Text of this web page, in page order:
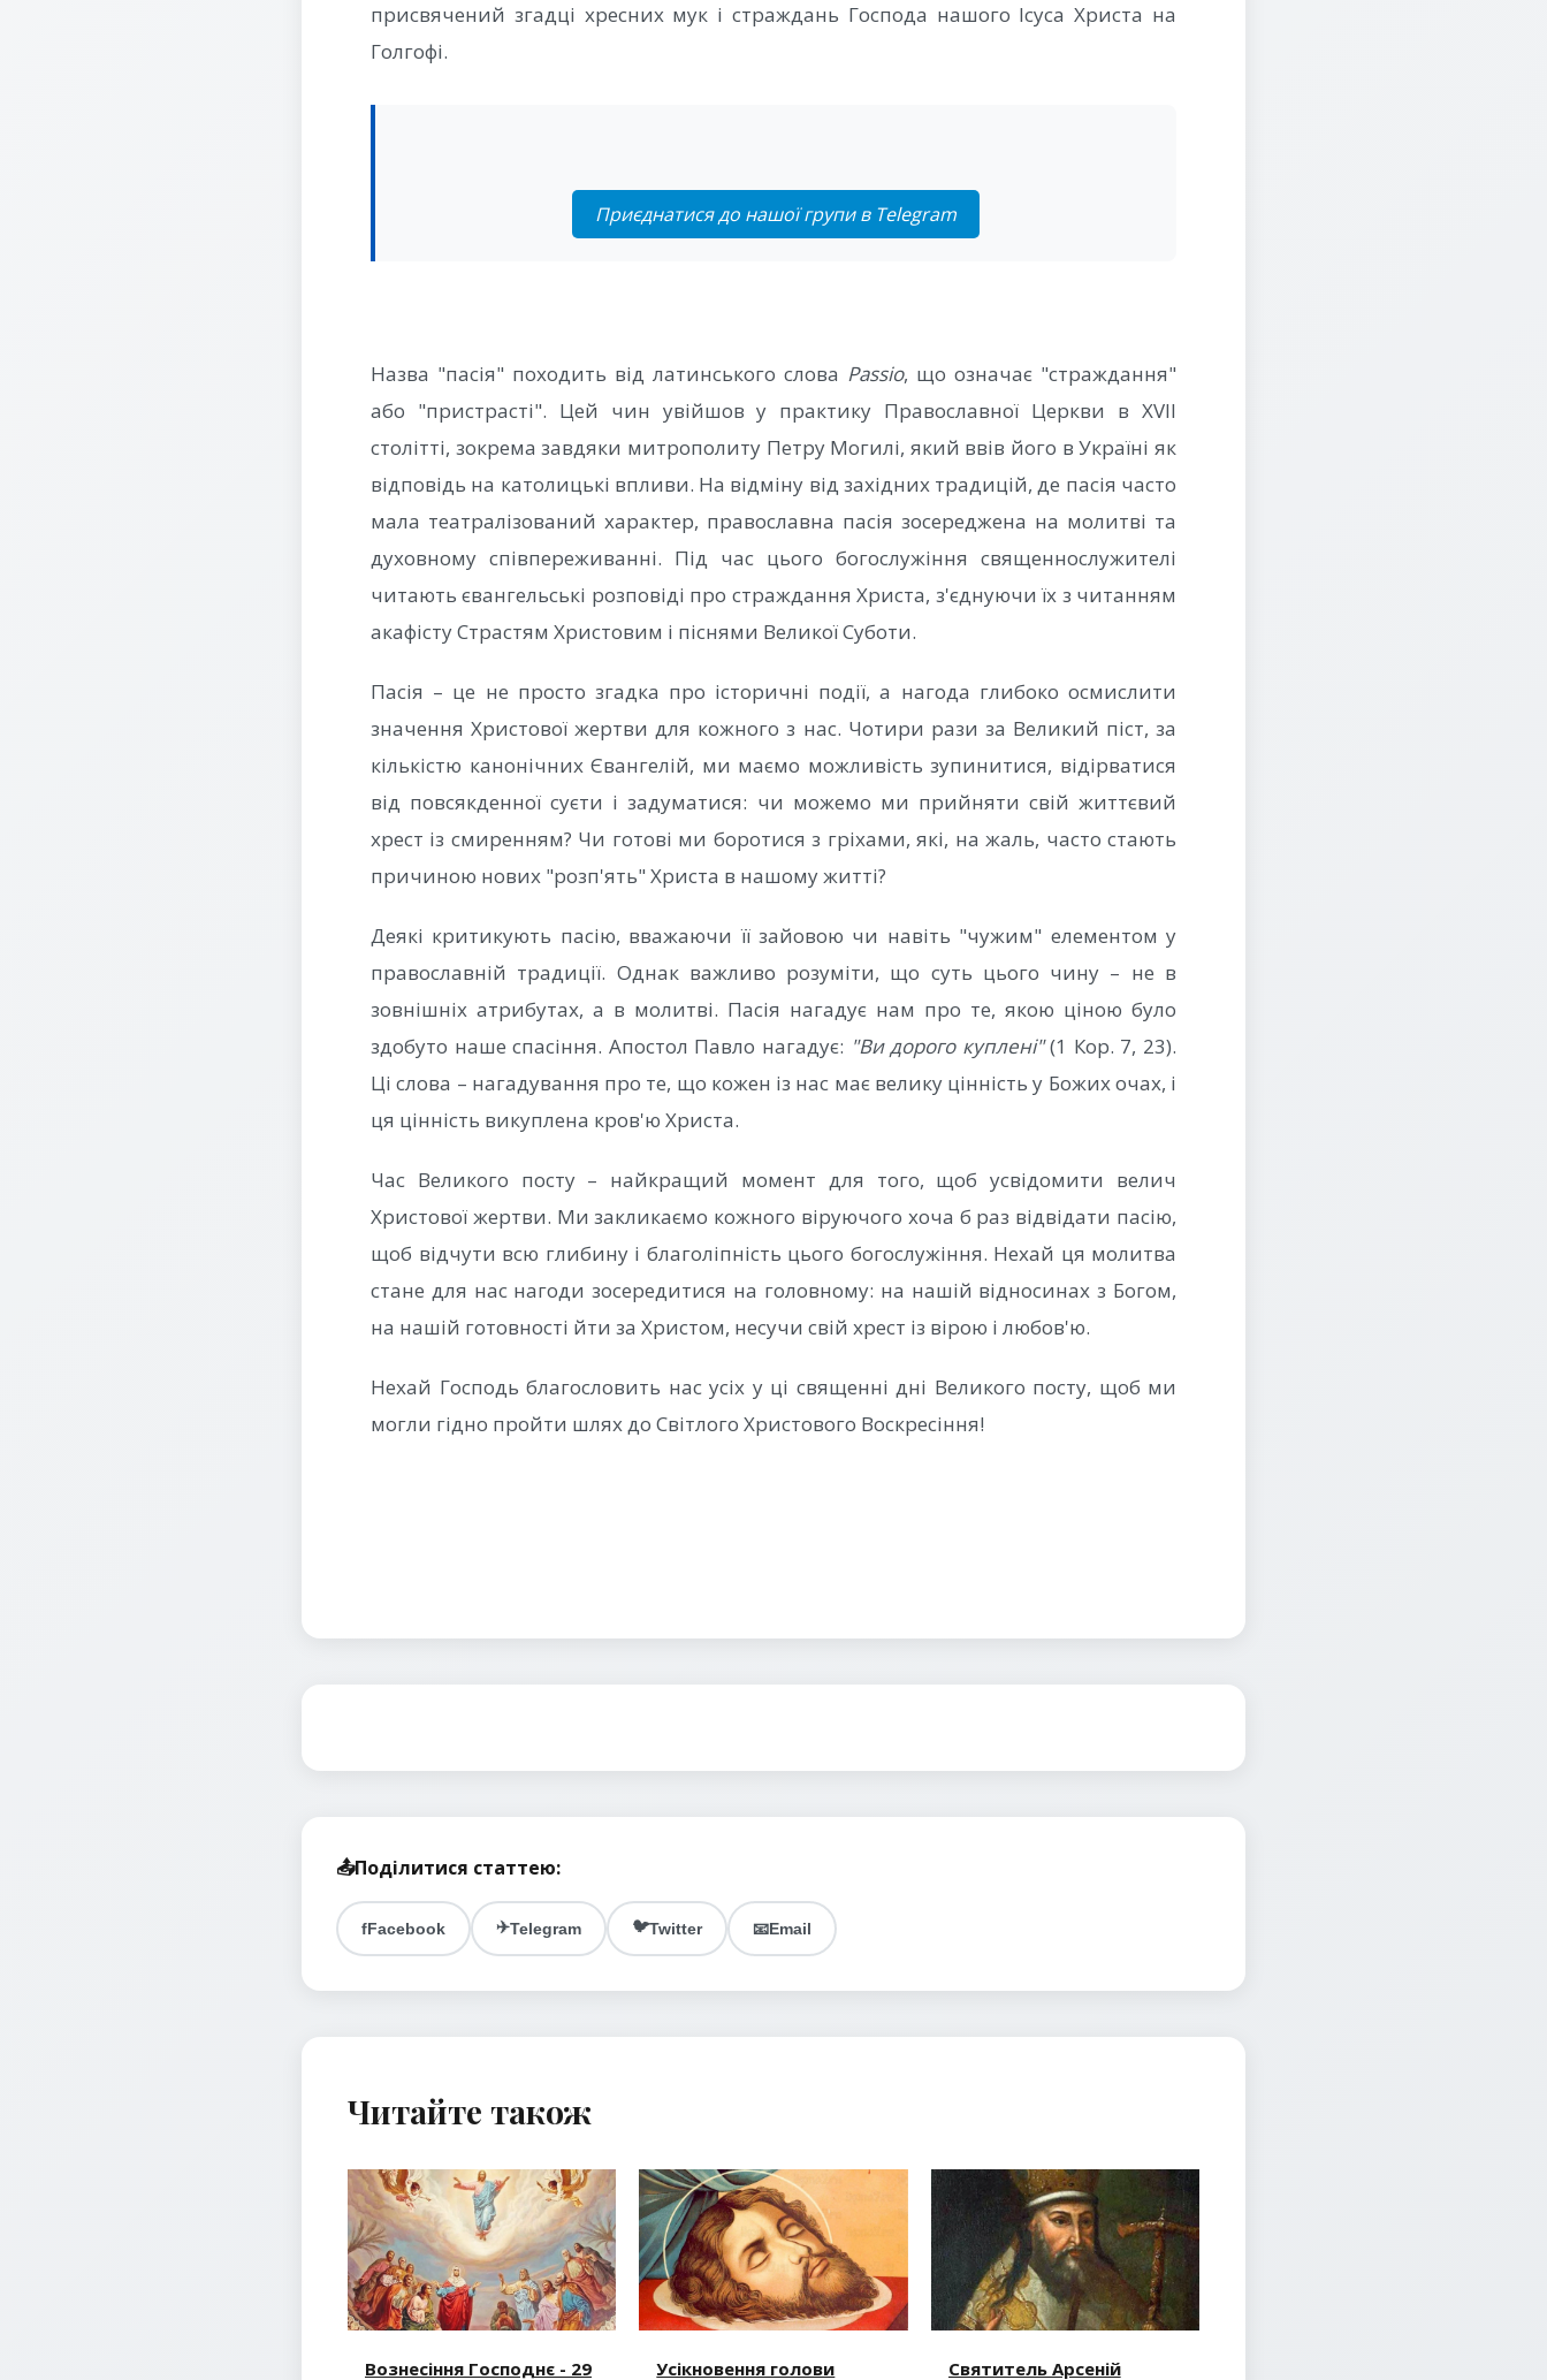
присвячений згадці хресних мук і страждань Господа нашого Ісуса Христа на
Голгофі.
Приєднатися до нашої групи в Telegram
Назва "пасія" походить від латинського слова Passio, що означає "страждання"
або "пристрасті". Цей чин увійшов у практику Православної Церкви в XVII
столітті, зокрема завдяки митрополиту Петру Могилі, який ввів його в Україні як
відповідь на католицькі впливи. На відміну від західних традицій, де пасія часто
мала театралізований характер, православна пасія зосереджена на молитві та
духовному співпереживанні. Під час цього богослужіння священнослужителі
читають євангельські розповіді про страждання Христа, з'єднуючи їх з читанням
акафісту Страстям Христовим і піснями Великої Суботи.
Пасія – це не просто згадка про історичні події, а нагода глибоко осмислити
значення Христової жертви для кожного з нас. Чотири рази за Великий піст, за
кількістю канонічних Євангелій, ми маємо можливість зупинитися, відірватися
від повсякденної суєти і задуматися: чи можемо ми прийняти свій життєвий
хрест із смиренням? Чи готові ми боротися з гріхами, які, на жаль, часто стають
причиною нових "розп'ять" Христа в нашому житті?
Деякі критикують пасію, вважаючи її зайовою чи навіть "чужим" елементом у
православній традиції. Однак важливо розуміти, що суть цього чину – не в
зовнішніх атрибутах, а в молитві. Пасія нагадує нам про те, якою ціною було
здобуто наше спасіння. Апостол Павло нагадує: "Ви дорого куплені"(1 Кор. 7, 23).
Ці слова – нагадування про те, що кожен із нас має велику цінність у Божих очах, і
ця цінність викуплена кров'ю Христа.
Час Великого посту – найкращий момент для того, щоб усвідомити велич
Христової жертви. Ми закликаємо кожного віруючого хоча б раз відвідати пасію,
щоб відчути всю глибину і благоліпність цього богослужіння. Нехай ця молитва
стане для нас нагоди зосередитися на головному: на нашій відносинах з Богом,
на нашій готовності йти за Христом, несучи свій хрест із вірою і любов'ю.
Нехай Господь благословить нас усіх у ці священні дні Великого посту, щоб ми
могли гідно пройти шлях до Світлого Христового Воскресіння!
📤Поділитися статтею:
fFacebook ✈️Telegram 🐦Twitter 📧Email
Читайте також
Вознесіння Господнє - 29 Усікновення голови Святитель Арсеній